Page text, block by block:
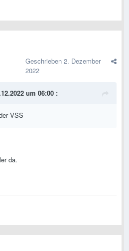
Geschrieben 2. Dezember
2022
um 06:00 :
VSS
da.